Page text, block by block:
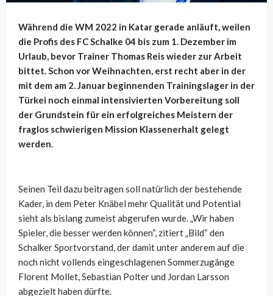
Während die WM 2022 in Katar gerade anläuft, weilen
die Profis des FC Schalke 04 bis zum 1. Dezember im
Urlaub, bevor Trainer Thomas Reis wieder zur Arbeit
bittet. Schon vor Weihnachten, erst recht aber in der
mit dem am 2. Januar beginnenden Trainingslager in der
Türkei noch einmal intensivierten Vorbereitung soll
der Grundstein für ein erfolgreiches Meistern der
fraglos schwierigen Mission Klassenerhalt gelegt
werden.
Seinen Teil dazu beitragen soll natürlich der bestehende
Kader, in dem Peter Knäbel mehr Qualität und Potential
sieht als bislang zumeist abgerufen wurde. „Wir haben
Spieler, die besser werden können“, zitiert „Bild“ den
Schalker Sportvorstand, der damit unter anderem auf die
noch nicht vollends eingeschlagenen Sommerzugänge
Florent Mollet, Sebastian Polter und Jordan Larsson
abgezielt haben dürfte.